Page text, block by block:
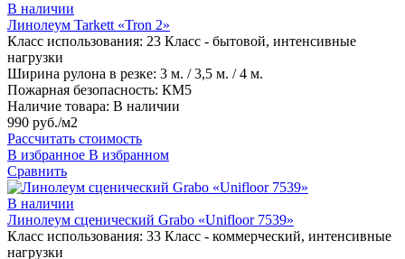
В наличии
Линолеум Tarkett «Tron 2»
Класс использования: 23 Класс - бытовой, интенсивные
нагрузки
Ширина рулона в резке: 3 м. / 3,5 м. / 4 м.
Пожарная безопасность: КМ5
Наличие товара: В наличии
990 руб./м2
Рассчитать стоимость
В избранное В избранном
Сравнить
В наличии
Линолеум сценический Grabo «Unifloor 7539»
Класс использования: 33 Класс - коммерческий, интенсивные
нагрузки